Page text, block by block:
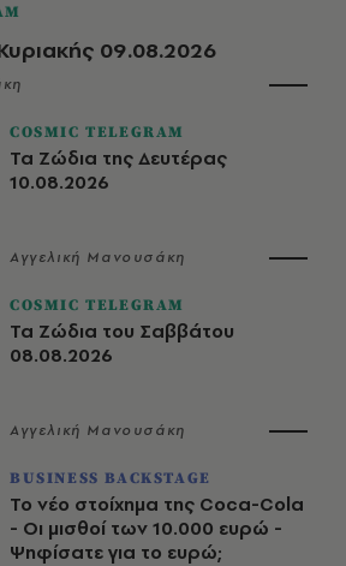
09.08.2026
COSMIC TELEGRAM
Τα Ζώδια της Δευτέρας
10.08.2026
Αγγελική Μανουσάκη
COSMIC TELEGRAM
Τα Ζώδια του Σαββάτου
08.08.2026
Αγγελική Μανουσάκη
BUSINESS BACKSTAGE
Το νέο στοίχημα της Coca-Cola
- Οι μισθοί των 10.000 ευρώ -
Ψηφίσατε για το ευρώ;